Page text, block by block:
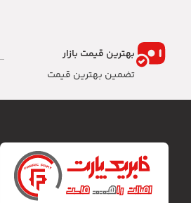
بهترین قیمت بازار
تضمین بهترین قیمت